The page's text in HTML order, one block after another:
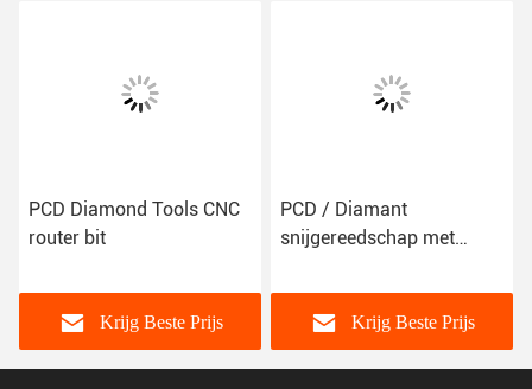
PCD Diamond Tools CNC
router bit
Krijg Beste Prijs
PCD / Diamant
snijgereedschap met
afwerking
Krijg Beste Prijs